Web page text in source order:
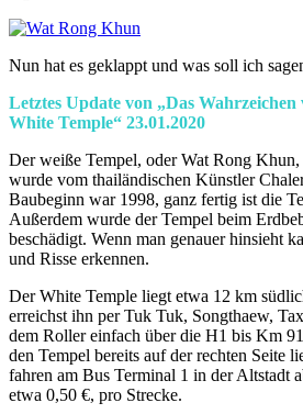
Nun hat es geklappt und was soll ich
Letztes Update von „Das
White Temple“ 23.01.2020
Der weiße Tempel, oder Wat Rong
wurde vom thailändischen Künstler
Baubeginn war 1998, ganz fertig ist die
Außerdem wurde der Tempel beim
beschädigt. Wenn man genauer hinsieht
und Risse erkennen.
Der White Temple liegt etwa 12 km
erreichst ihn per Tuk Tuk, Songthaew,
dem Roller einfach über die H1 bis Km
den Tempel bereits auf der rechten Seite
fahren am Bus Terminal 1 in der Altstadt
etwa 0,50 €, pro Strecke.